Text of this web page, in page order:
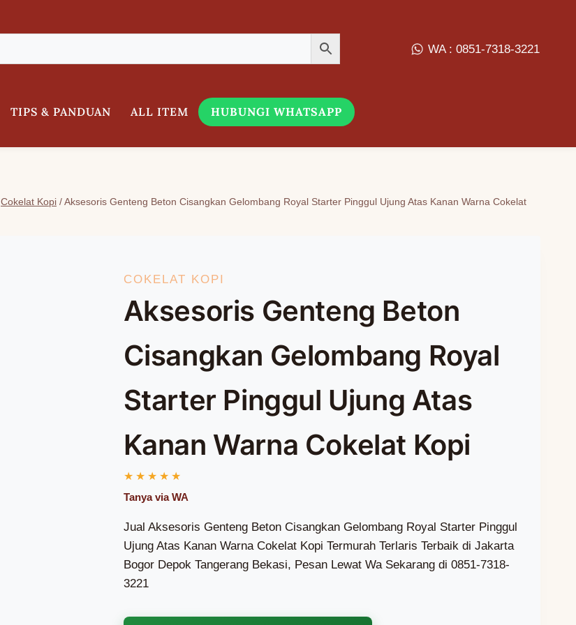
WA : 0851-7318-3221
TIPS & PANDUAN ALL ITEM HUBUNGI WHATSAPP
Cokelat Kopi /Aksesoris Genteng Beton Cisangkan Gelombang Royal Starter Pinggul Ujung Atas Kanan Warna Cokelat
COKELAT KOPI
Aksesoris Genteng Beton
Cisangkan Gelombang Royal
Starter Pinggul Ujung Atas
Kanan Warna Cokelat Kopi
Jual Aksesoris Genteng Beton Cisangkan Gelombang Royal Starter Pinggul
Ujung Atas Kanan Warna Cokelat Kopi Termurah Terlaris Terbaik di Jakarta
Bogor Depok Tangerang Bekasi, Pesan Lewat Wa Sekarang di 0851-7318-
3221